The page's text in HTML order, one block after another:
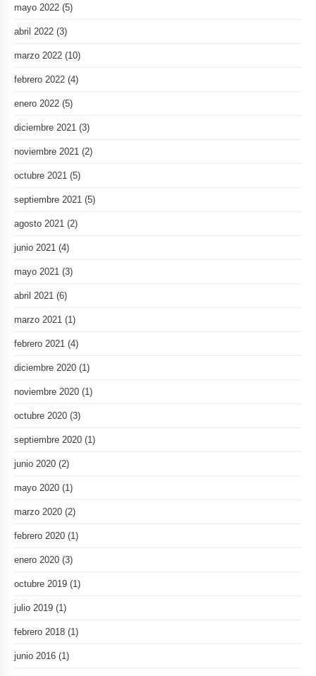
mayo 2022 (5)
abril 2022 (3)
marzo 2022 (10)
febrero 2022 (4)
enero 2022 (5)
diciembre 2021 (3)
noviembre 2021 (2)
octubre 2021 (5)
septiembre 2021 (5)
agosto 2021 (2)
junio 2021 (4)
mayo 2021 (3)
abril 2021 (6)
marzo 2021 (1)
febrero 2021 (4)
diciembre 2020 (1)
noviembre 2020 (1)
octubre 2020 (3)
septiembre 2020 (1)
junio 2020 (2)
mayo 2020 (1)
marzo 2020 (2)
febrero 2020 (1)
enero 2020 (3)
octubre 2019 (1)
julio 2019 (1)
febrero 2018 (1)
junio 2016 (1)